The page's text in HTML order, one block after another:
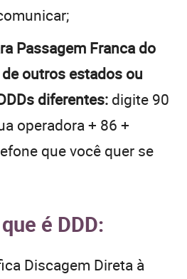
Passagem Franca do
outros estados ou
diferentes: digite 90
operadora + 86 +
que você quer se
é DDD:
Discagem Direta à